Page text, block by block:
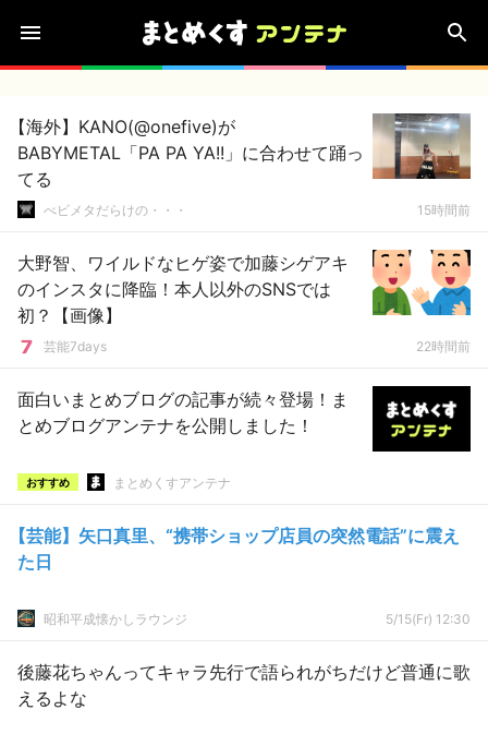
【海外】KANO(@onefive)が
BABYMETAL「PA PA YA!!」に合わせて踊っ
てる
べビメタだらけの・・・ 15時間前
大野智、ワイルドなヒゲ姿で加藤シゲアキ
のインスタに降臨！本人以外のSNSでは
初？【画像】
芸能7days 22時間前
面白いまとめブログの記事が続々登場！ま
とめブログアンテナを公開しました！
おすすめ まとめくすアンテナ
【芸能】矢口真里、“携帯ショップ店員の突然電話”に震え
た日
昭和平成懐かしラウンジ 5/15(Fr) 12:30
後藤花ちゃんってキャラ先行で語られがちだけど普通に歌
えるよな